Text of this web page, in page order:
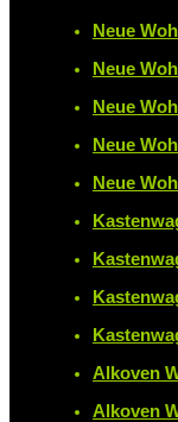
Neue
Neue
Neue
Neue
Neue
Alkoven
Alkoven